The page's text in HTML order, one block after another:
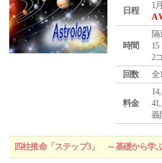
日程
1
A
時間
隔
15
2
回数
全
料金
義
四柱推命「ステップ3」 ～基礎から学